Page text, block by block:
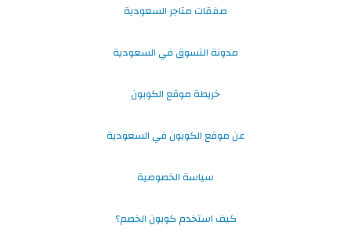
صفقات متاجر السعودية
مدونة التسوق في السعودية
خريطة موقع الكوبون
عن موقع الكوبون في السعودية
سياسة الخصوصية
كيف استخدم كوبون الخصم؟